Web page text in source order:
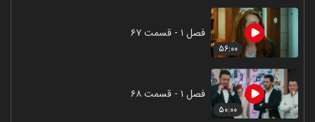
۵۶:۰۰
فصل ۱ - قسمت ۶۷
۵۰:۰۰
فصل ۱ - قسمت ۶۸